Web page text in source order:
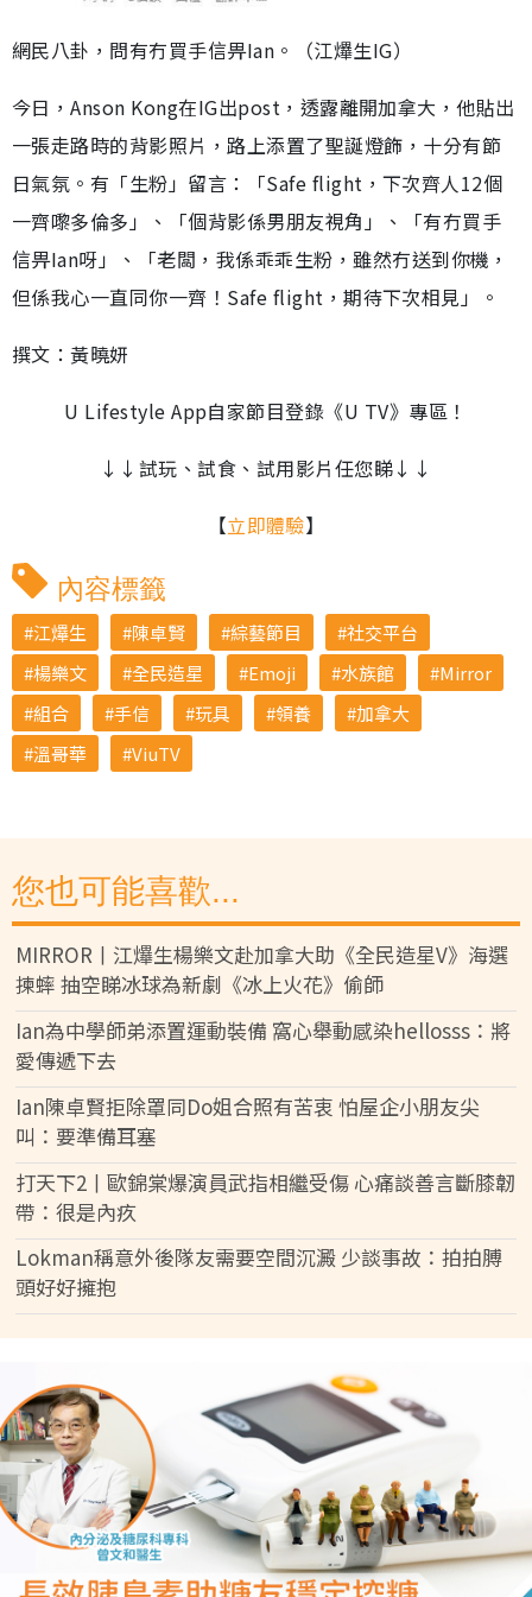
網民八卦，問有冇買手信畀Ian。（江𤒹生IG）
今日，Anson Kong在IG出post，透露離開加拿大，他貼出
一張走路時的背影照片，路上添置了聖誕燈飾，十分有節
日氣氛。有「生粉」留言：「Safe flight，下次齊人12個
一齊嚟多倫多」、「個背影係男朋友視角」、「有冇買手
信畀Ian呀」、「老闆，我係乖乖生粉，雖然冇送到你機，
但係我心一直同你一齊！Safe flight，期待下次相見」。
撰文：黃曉妍
U Lifestyle App自家節目登錄《U TV》專區！
↓↓試玩、試食、試用影片任您睇↓↓
【立即體驗】
內容標籤
江𤒹生 陳卓賢 綜藝節目
社交平台
楊樂文
全民造星 Emoji 水族館
Mirror
組合
手信 玩具 領養
加拿大
溫哥華
ViuTV
您也可能喜歡...
MIRROR丨江𤒹生楊樂文赴加拿大助《全民造星V》海選
揀蟀 抽空睇冰球為新劇《冰上火花》偷師
Ian為中學師弟添置運動裝備 窩心舉動感染hellosss：將
愛傳遞下去
Ian陳卓賢拒除罩同Do姐合照有苦衷 怕屋企小朋友尖
叫：要準備耳塞
打天下2丨歐錦棠爆演員武指相繼受傷 心痛談善言斷膝韌
帶：很是內疚
Lokman稱意外後隊友需要空間沉澱 少談事故：拍拍膊
頭好好擁抱